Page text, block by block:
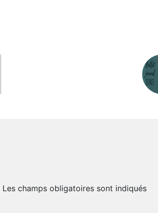
Les champs obligatoires sont indiqués